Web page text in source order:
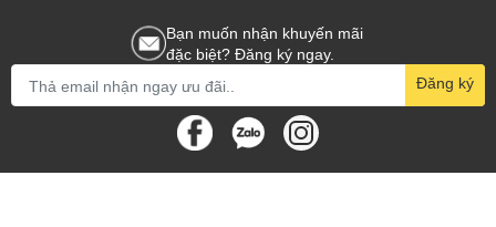
Thiết bị tương thích:
MacBook, MacBook 2016, 2017, USB-C Apple Digital AV
Multiport Adaptor
Samsung Galaxy Note 8, S8, S8 Plus
LG G6, G5, V30, V20
Bạn muốn nhận khuyến mãi
đặc biệt? Đăng ký ngay.
Đăng ký